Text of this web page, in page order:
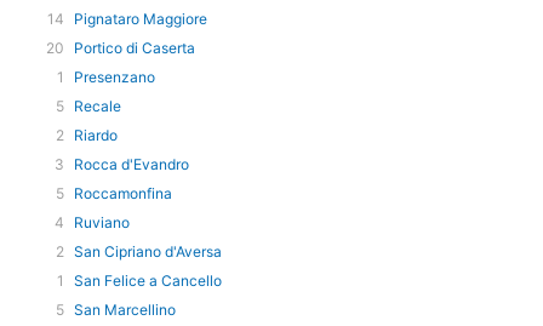
14
Pignataro Maggiore
20
Portico di Caserta
1
Presenzano
5 Recale
2 Riardo
3
Rocca d'Evandro
5 Roccamonfina
4
Ruviano
2 San Cipriano d'Aversa
1
San Felice a Cancello
5 San Marcellino